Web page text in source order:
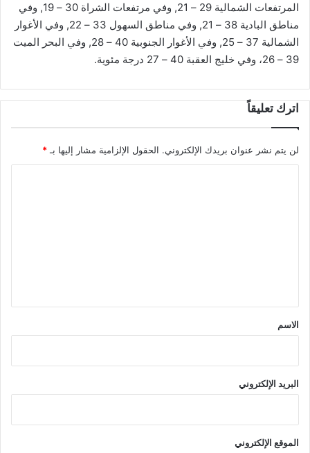
المرتفعات الشمالية 29 – 21, وفي مرتفعات الشراة 30 – 19, وفي
مناطق البادية 38 – 21, وفي مناطق السهول 33 – 22, وفي الأغوار
الشمالية 37 – 25, وفي الأغوار الجنوبية 40 – 28, وفي البحر الميت
39 – 26، وفي خليج العقبة 40 – 27 درجة مئوية.
اترك تعليقاً
لن يتم نشر عنوان بريدك الإلكتروني. الحقول الإلزامية مشار إليها بـ *
*
الاسم
البريد الإلكتروني
الموقع الإلكتروني